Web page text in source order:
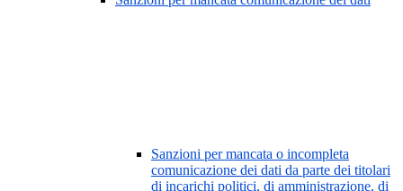
Sanzioni per mancata o incompleta
comunicazione dei dati da parte dei titolari
di incarichi politici, di amministrazione, di